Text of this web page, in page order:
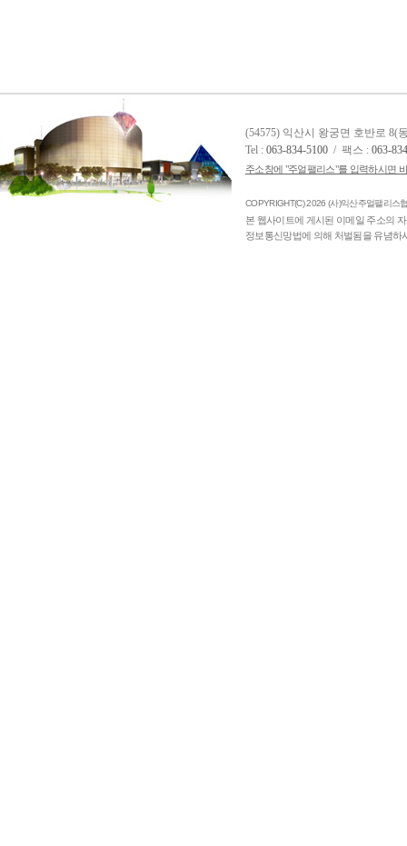
(54575) 익산시 왕궁면 호반로 8(
Tel : 063-834-5100 / 팩스 : 063-
주소창에 "주얼팰리스"를 입력하시면
COPYRIGHT(C) 2026 (사)익산주얼팰리스
본 웹사이트에 게시된 이메일 주소의
정보통신망법에 의해 처벌됨을 유념하